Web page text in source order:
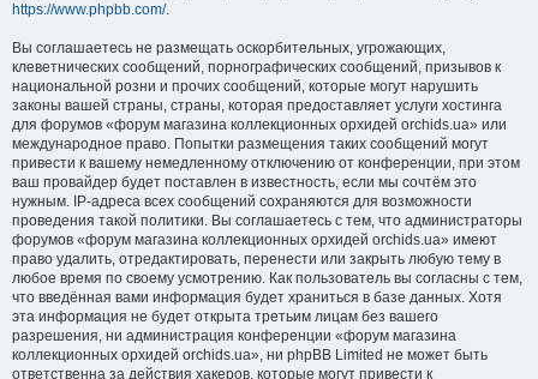
https://www.phpbb.com/.
Вы соглашаетесь не размещать оскорбительных, угрожающих,
клеветнических сообщений, порнографических сообщений, призывов к
национальной розни и прочих сообщений, которые могут нарушить
законы вашей страны, страны, которая предоставляет услуги хостинга
для форумов «форум магазина коллекционных орхидей orchids.ua» или
международное право. Попытки размещения таких сообщений могут
привести к вашему немедленному отключению от конференции, при этом
ваш провайдер будет поставлен в известность, если мы сочтём это
нужным. IP-адреса всех сообщений сохраняются для возможности
проведения такой политики. Вы соглашаетесь с тем, что администраторы
форумов «форум магазина коллекционных орхидей orchids.ua» имеют
право удалить, отредактировать, перенести или закрыть любую тему в
любое время по своему усмотрению. Как пользователь вы согласны с тем,
что введённая вами информация будет храниться в базе данных. Хотя
эта информация не будет открыта третьим лицам без вашего
разрешения, ни администрация конференции «форум магазина
коллекционных орхидей orchids.ua», ни phpBB Limited не может быть
ответственна за действия хакеров, которые могут привести к